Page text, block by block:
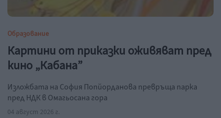
Образование
Картини от приказки оживяват пред
кино „Кабана”
Изложбата на София Попйорданова превръща парка
пред НДК в Омагьосана гора
04 август 2026 г.